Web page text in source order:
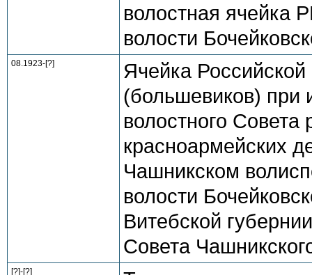
волостная ячейка
волости
08.1923-[?]
Ячейка
(большевиков) при
волостного Совета
красноармейских
Чашникском
волости
Витебской
Совета
[?]-[?]